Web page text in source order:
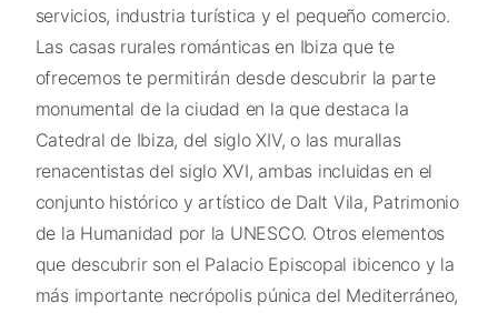
servicios, industria turística y el pequeño comercio.
Las casas rurales románticas en Ibiza que te
ofrecemos te permitirán desde descubrir la parte
monumental de la ciudad en la que destaca la
Catedral de Ibiza, del siglo XIV, o las murallas
renacentistas del siglo XVI, ambas incluidas en el
conjunto histórico y artístico de Dalt Vila, Patrimonio
de la Humanidad por la UNESCO. Otros elementos
que descubrir son el Palacio Episcopal ibicenco y la
más importante necrópolis púnica del Mediterráneo,